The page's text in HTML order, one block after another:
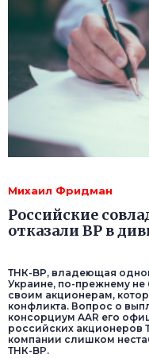
Михаил Фридман
Российские
отказали BP в
ТНК-BP, владеющая
Украине, по-прежнему
своим акционерам,
конфликта. Вопрос о
консорциум AAR его
российских акционеров
компании слишком
ТНК-BP.